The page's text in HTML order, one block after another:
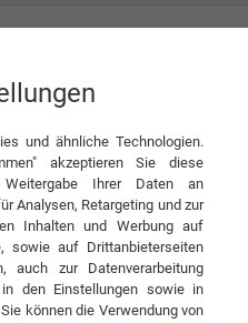
GmbH
GmbH
und ähnliche Technologien.
akzeptieren Sie diese
Ihrer Daten an
Analysen, Retargeting und zur
Inhalten und Werbung auf
sowie auf Drittanbieterseiten
auch zur Datenverarbeitung
den Einstellungen sowie in
können die Verwendung von